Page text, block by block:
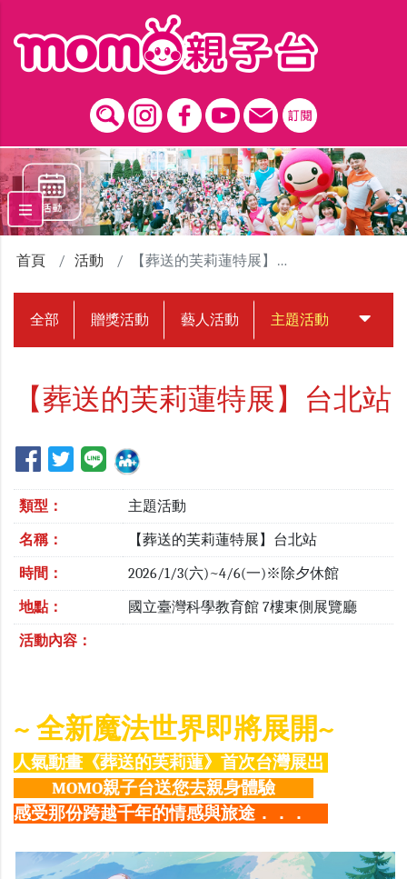
首頁 活動 【葬送的芙莉蓮特展】台北站
全部 贈獎活動 藝人活動 主題活動 中獎名
【葬送的芙莉蓮特展】台北站
類型： 主題活動
名稱： 【葬送的芙莉蓮特展】台北站
時間： 2026/1/3(六)~4/6(一)※除夕休館
地點： 國立臺灣科學教育館 7樓東側展覽廳
活動內容：
~ 全新魔法世界即將展開~
人氣動畫《葬送的芙莉蓮》首次台灣展出
MOMO親子台送您去親身體驗
感受那份跨越千年的情感與旅途．．．